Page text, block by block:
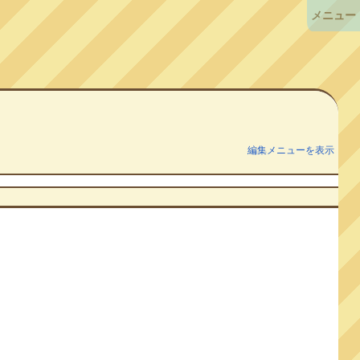
編集メニューを表示
メニュー